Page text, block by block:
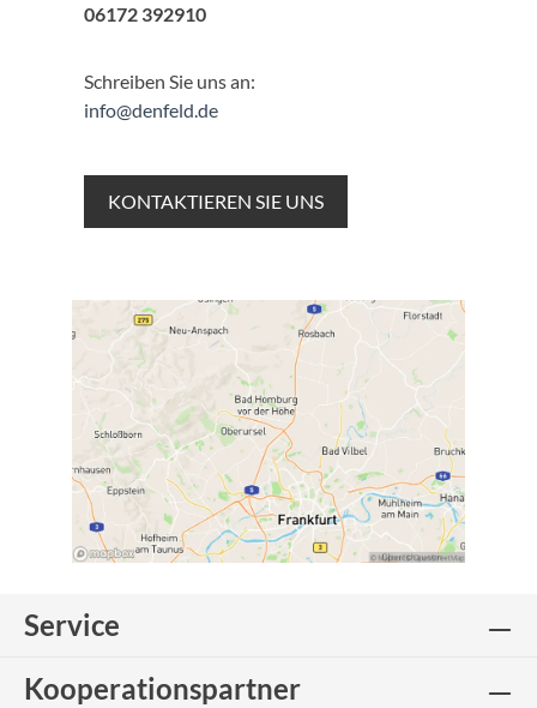
06172 392910
Schreiben Sie uns an:
info@denfeld.de
KONTAKTIEREN SIE UNS
Service
Kooperationspartner